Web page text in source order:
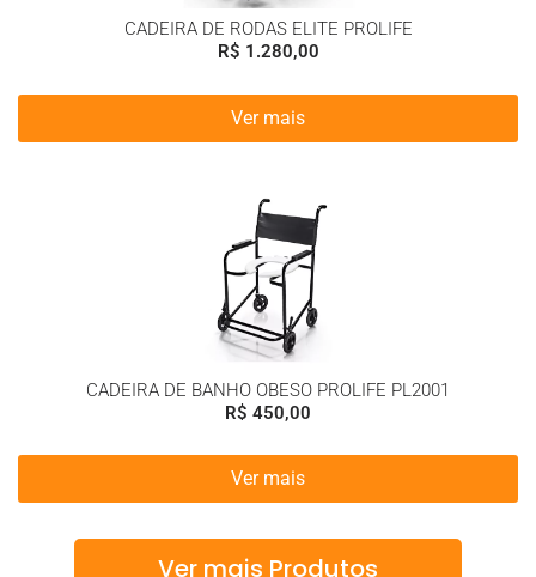
CADEIRA DE RODAS ELITE PROLIFE
R$ 1.280,00
Ver mais
CADEIRA DE BANHO OBESO PROLIFE PL2001
R$ 450,00
Ver mais
Ver mais Produtos